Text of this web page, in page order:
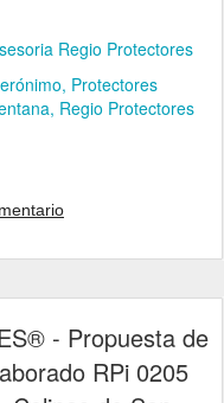
Regio Protectores
Protectores
Regio Protectores
- Propuesta de
RPi 0205